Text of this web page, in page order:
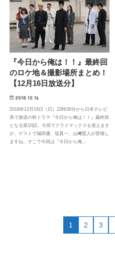
『今日から俺は！！』最終回
のロケ地＆撮影場所まとめ！
【12月16日放送分】
2018.12.16
2018年12月16日（日）22時30分から日本テレビ
系で放送の秋ドラマ『今日から俺は！！』最終回
となる第10話。今回でクライマックスを迎えます
が、ゲストで城田優、堤真一、山﨑賢人が登場し
ますね。そこで今回は『今日から俺…
1 2 3